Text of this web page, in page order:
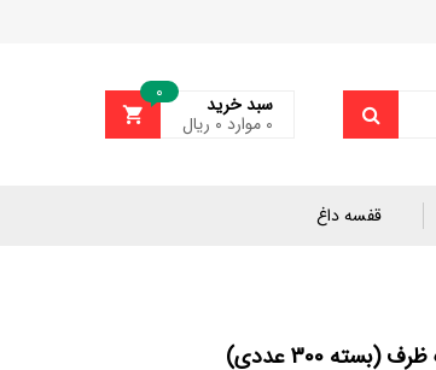
0 سبد خرید
0 موارد ۰ ریال
قفسه داغ